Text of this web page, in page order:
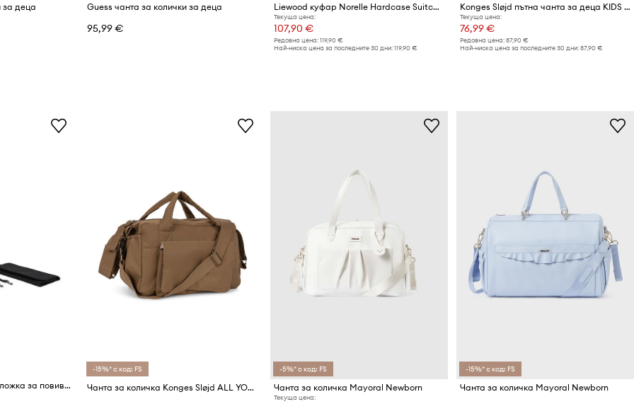
за деца Guess чанта за колички за деца
95,99 €
Liewood куфар Norelle Hardcase Suitcase
Текуща цена:
107,90 €
Редовна цена: 119,90 €
Най-ниска цена за последните 30 дни: 119,90 €
Konges Sløjd пътна чанта за деца KIDS WEEKEND BAG
Текуща цена:
76,99 €
Редовна цена: 87,90 €
Най-ниска цена за последните 30 дни: 87,90 €
Чанта за количка с подложка за повиване BOSS
-15%* с код: FS
Чанта за количка Konges Sløjd ALL YOU NEED MINI BAG
-5%* с код: FS
Чанта за количка Mayoral Newborn
Текуща цена:
-15%* с код: FS
Чанта за количка Mayoral Newborn